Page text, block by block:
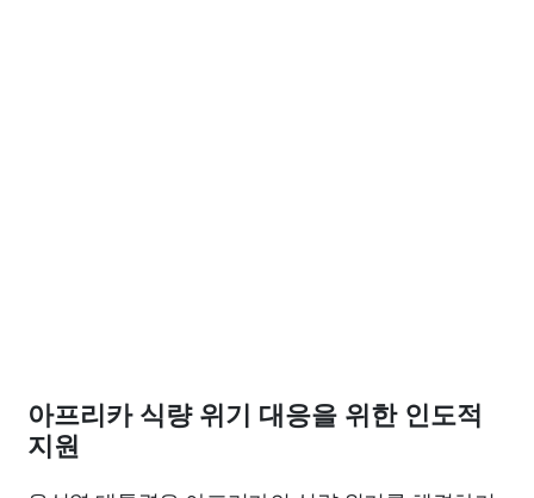
아프리카 식량 위기 대응을 위한 인도적
지원